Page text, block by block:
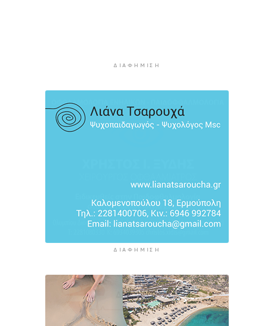
Ρούσσου στα 800μ.
6 ώρες 17 λεπτά πρίν
ΔΙΑΦΉΜΙΣΗ
ΔΙΑΦΉΜΙΣΗ